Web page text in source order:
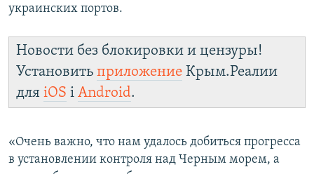
украинских портов.
Новости без блокировки и цензуры!
Установить приложение Крым.Реалии
для iOS і Android.
«Очень важно, что нам удалось добиться прогресса
в установлении контроля над Черным морем, а